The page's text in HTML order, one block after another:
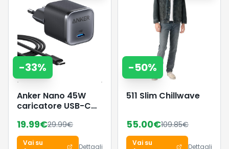
-33%
Anker Nano 45W
caricatore USB-C
pieghevole
19.99€29.99€
Vai su
Dettagli
-50%
511 Slim Chillwave
55.00€109.85€
Vai su
Dettagli